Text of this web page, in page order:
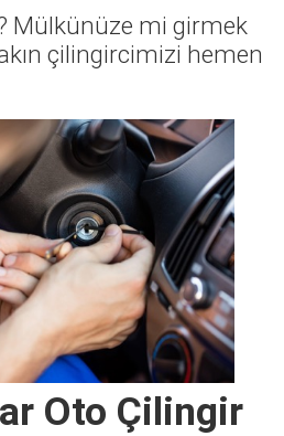
Mülkünüze mi girmek
çilingircimizi hemen
Oto Çilingir